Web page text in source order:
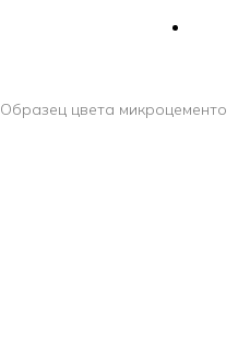
Образец цвета микроцементо